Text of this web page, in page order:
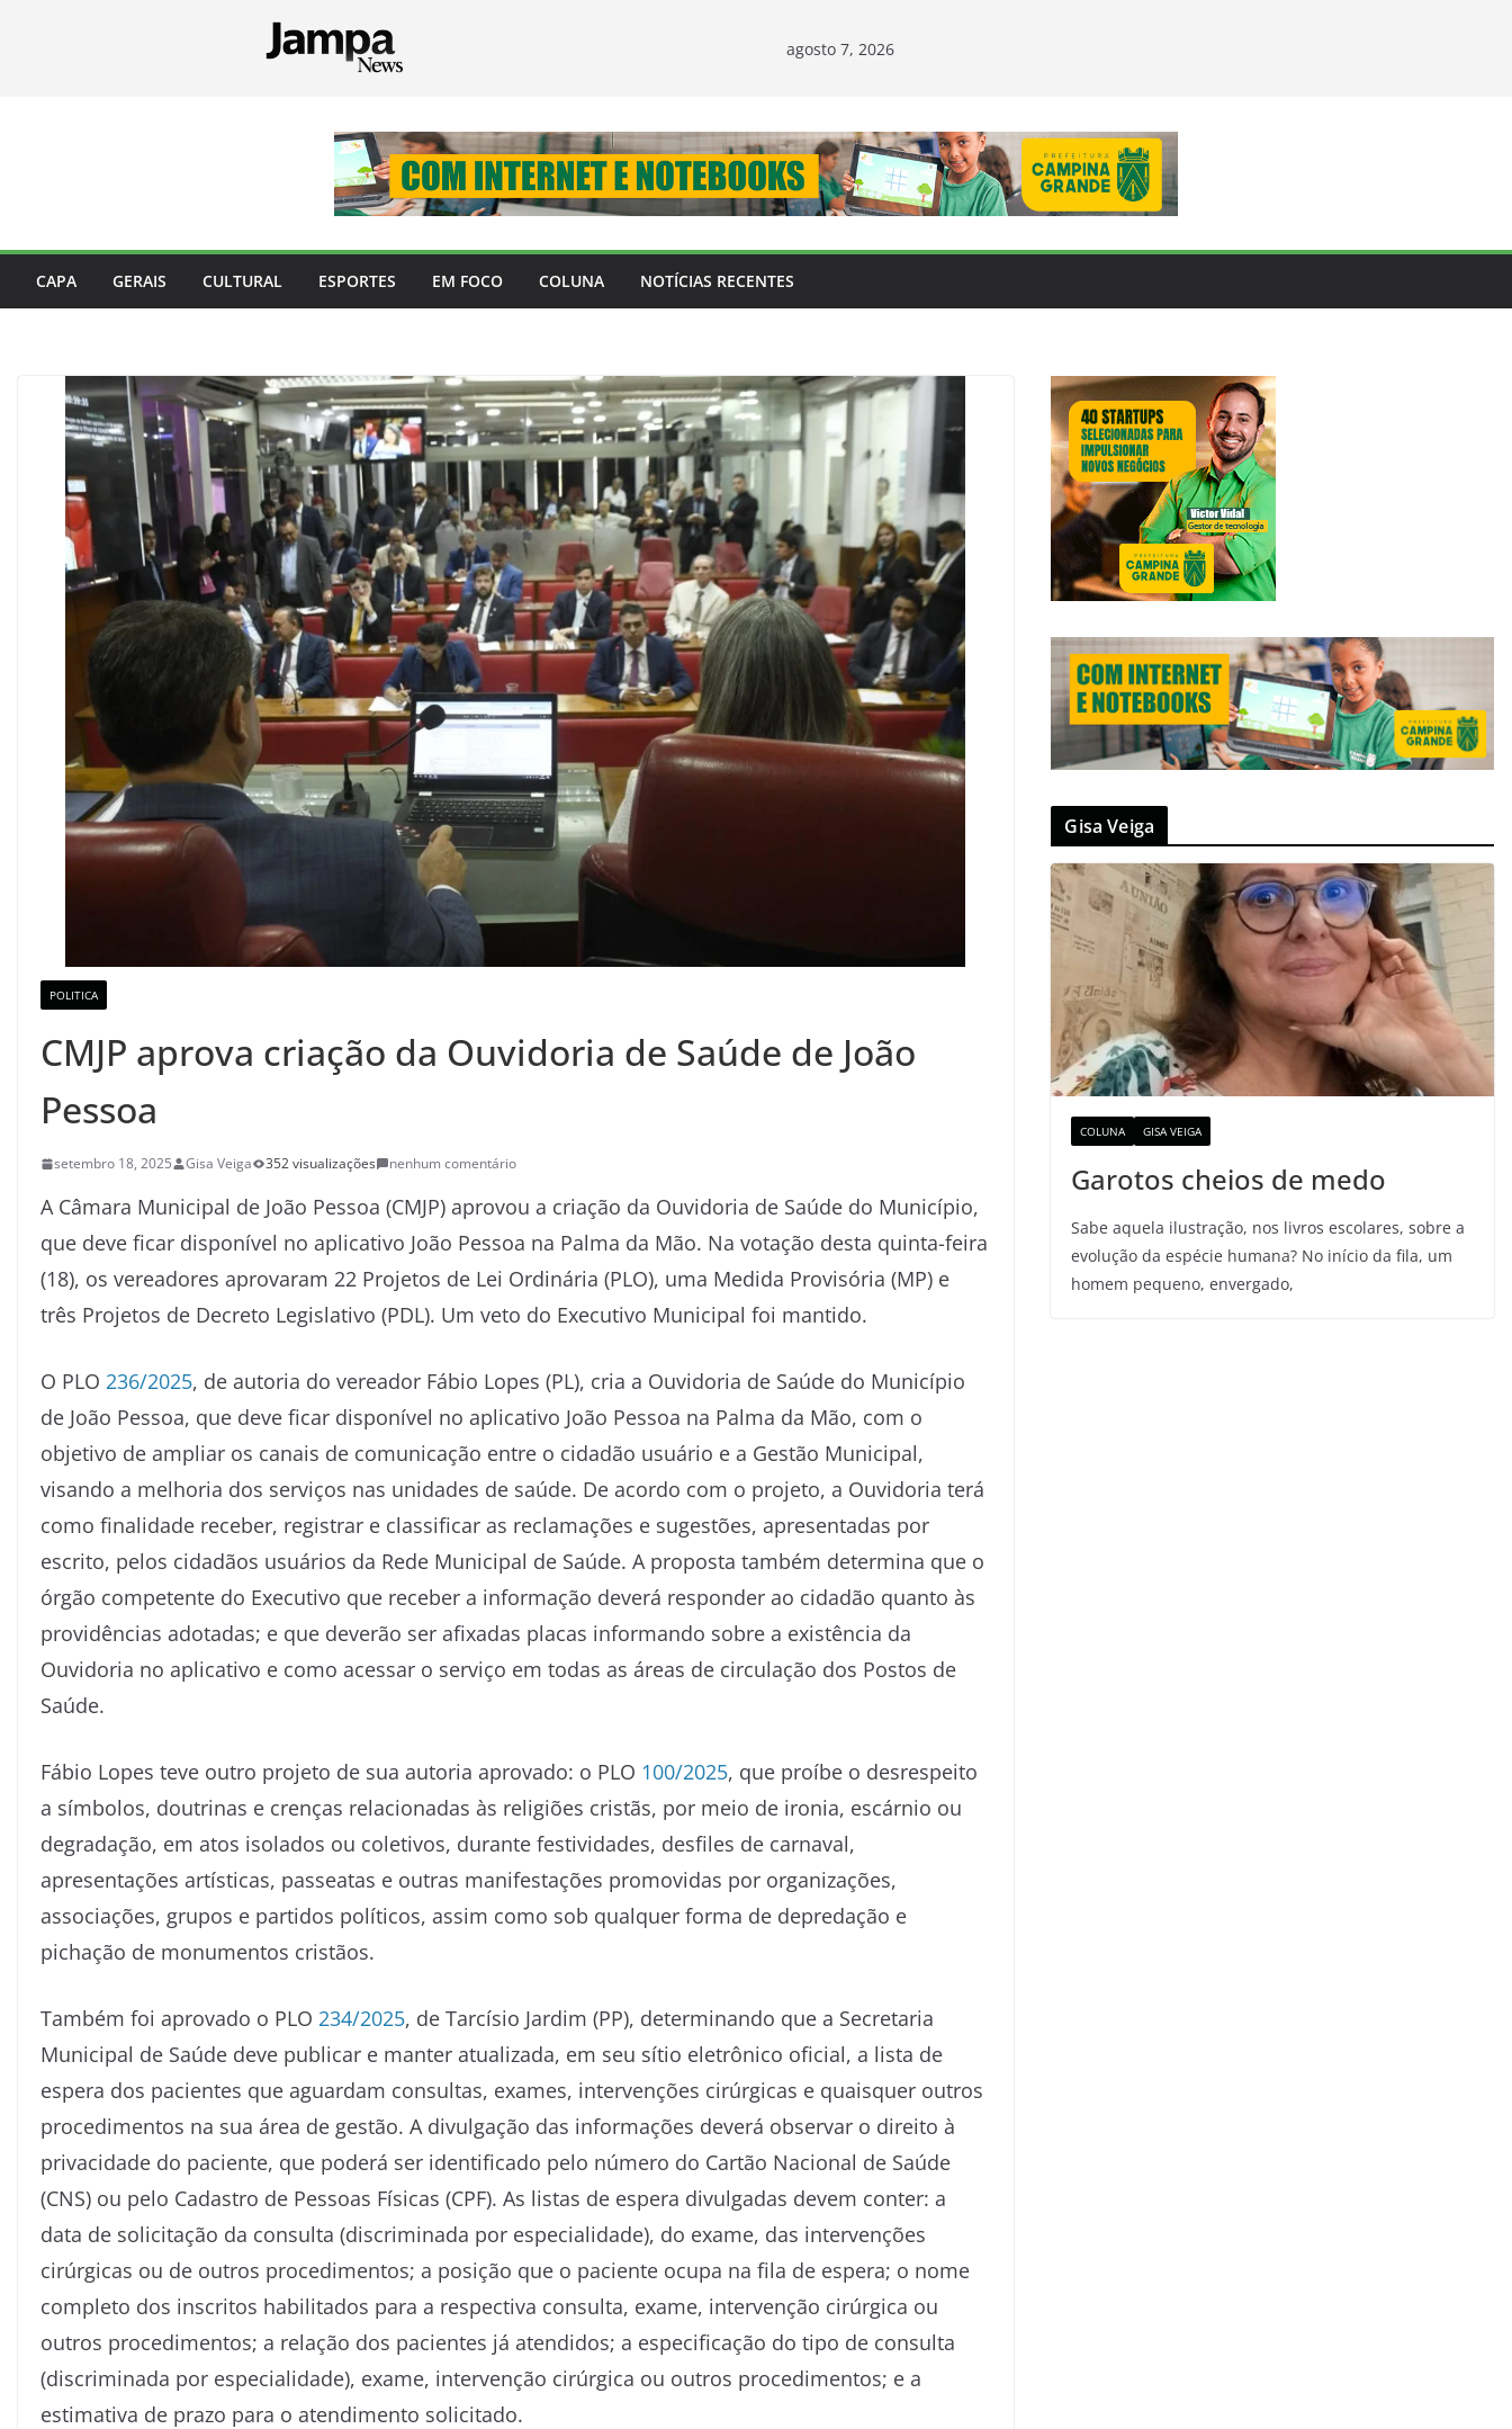
agosto 7, 2026
CAPA GERAIS CULTURAL ESPORTES EM FOCO COLUNA NOTÍCIAS RECENTES
POLITICA
CMJP aprova criação da Ouvidoria de Saúde de João
Pessoa
setembro 18, 2025 Gisa Veiga 352 visualizações nenhum comentário
A Câmara Municipal de João Pessoa (CMJP) aprovou a criação da Ouvidoria de Saúde do Município,
que deve ficar disponível no aplicativo João Pessoa na Palma da Mão. Na votação desta quinta-feira
(18), os vereadores aprovaram 22 Projetos de Lei Ordinária (PLO), uma Medida Provisória (MP) e
três Projetos de Decreto Legislativo (PDL). Um veto do Executivo Municipal foi mantido.
O PLO 236/2025, de autoria do vereador Fábio Lopes (PL), cria a Ouvidoria de Saúde do Município
de João Pessoa, que deve ficar disponível no aplicativo João Pessoa na Palma da Mão, com o
objetivo de ampliar os canais de comunicação entre o cidadão usuário e a Gestão Municipal,
visando a melhoria dos serviços nas unidades de saúde. De acordo com o projeto, a Ouvidoria terá
como finalidade receber, registrar e classificar as reclamações e sugestões, apresentadas por
escrito, pelos cidadãos usuários da Rede Municipal de Saúde. A proposta também determina que o
órgão competente do Executivo que receber a informação deverá responder ao cidadão quanto às
providências adotadas; e que deverão ser afixadas placas informando sobre a existência da
Ouvidoria no aplicativo e como acessar o serviço em todas as áreas de circulação dos Postos de
Saúde.
Fábio Lopes teve outro projeto de sua autoria aprovado: o PLO 100/2025, que proíbe o desrespeito
a símbolos, doutrinas e crenças relacionadas às religiões cristãs, por meio de ironia, escárnio ou
degradação, em atos isolados ou coletivos, durante festividades, desfiles de carnaval,
apresentações artísticas, passeatas e outras manifestações promovidas por organizações,
associações, grupos e partidos políticos, assim como sob qualquer forma de depredação e
pichação de monumentos cristãos.
Também foi aprovado o PLO 234/2025, de Tarcísio Jardim (PP), determinando que a Secretaria
Municipal de Saúde deve publicar e manter atualizada, em seu sítio eletrônico oficial, a lista de
espera dos pacientes que aguardam consultas, exames, intervenções cirúrgicas e quaisquer outros
procedimentos na sua área de gestão. A divulgação das informações deverá observar o direito à
privacidade do paciente, que poderá ser identificado pelo número do Cartão Nacional de Saúde
(CNS) ou pelo Cadastro de Pessoas Físicas (CPF). As listas de espera divulgadas devem conter: a
data de solicitação da consulta (discriminada por especialidade), do exame, das intervenções
cirúrgicas ou de outros procedimentos; a posição que o paciente ocupa na fila de espera; o nome
completo dos inscritos habilitados para a respectiva consulta, exame, intervenção cirúrgica ou
outros procedimentos; a relação dos pacientes já atendidos; a especificação do tipo de consulta
(discriminada por especialidade), exame, intervenção cirúrgica ou outros procedimentos; e a
estimativa de prazo para o atendimento solicitado.
Gisa Veiga
COLUNA GISA VEIGA
Garotos cheios de medo
Sabe aquela ilustração, nos livros escolares, sobre a
evolução da espécie humana? No início da fila, um
homem pequeno, envergado,